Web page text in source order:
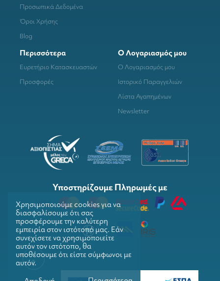
Προσωπικά Δεδομένα
Όροι Χρήσης
Blog
Περισσότερα
Ευρετήριο Κατασκευαστών
Προσφορές
Ο Λογαριασμός μου
Ο Λογαριασμός μου
Ιστορικό Παραγγελιών
Λίστα Αγαπημένων
Newsletter
Υποστηρίζουμε Πληρωμές με
Χρησιμοποιούμε cookies για να
διασφαλίσουμε ότι σας
προσφέρουμε την καλύτερη
εμπειρία στον ιστότοπό μας. Εάν
συνεχίσετε να χρησιμοποιείτε
αυτόν τον ιστότοπο, θα
υποθέσουμε ότι είστε σύμφωνοι με
αυτόν.